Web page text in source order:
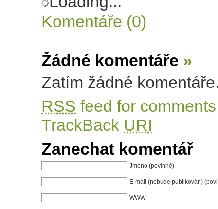
Komentáře (0)
Žádné komentáře »
Zatím žádné
RSS feed for
TrackBack URI
Zanechat komentář
Jméno (povinné)
E-mail (nebude publikován)
WWW